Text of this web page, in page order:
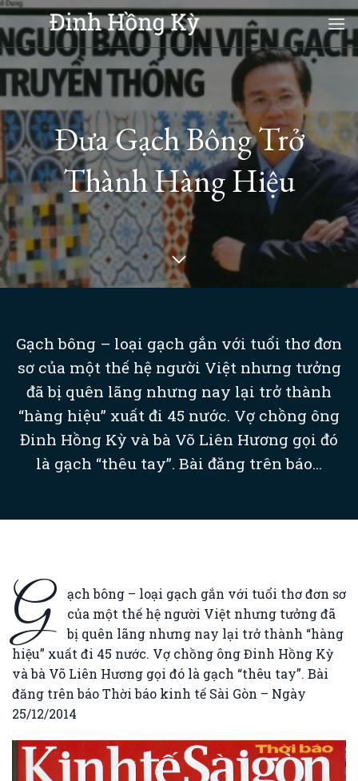
Skip
to
content
Đưa Gạch Bông Trở
Thành Hàng Hiệu
Gạch bông – loại gạch gắn với tuổi thơ đơn
sơ của một thế hệ người Việt nhưng tưởng
đã bị quên lãng nhưng nay lại trở thành
“hàng hiệu” xuất đi 45 nước. Vợ chồng ông
Đinh Hồng Kỳ và bà Võ Liên Hương gọi đó
là gạch “thêu tay”. Bài đăng trên báo...
G
ạch bông – loại gạch gắn với tuổi thơ đơn sơ
của một thế hệ người Việt nhưng tưởng đã
bị quên lãng nhưng nay lại trở thành “hàng
hiệu” xuất đi 45 nước. Vợ chồng ông Đinh Hồng Kỳ
và bà Võ Liên Hương gọi đó là gạch “thêu tay”. Bài
đăng trên báo Thời báo kinh tế Sài Gòn – Ngày
25/12/2014